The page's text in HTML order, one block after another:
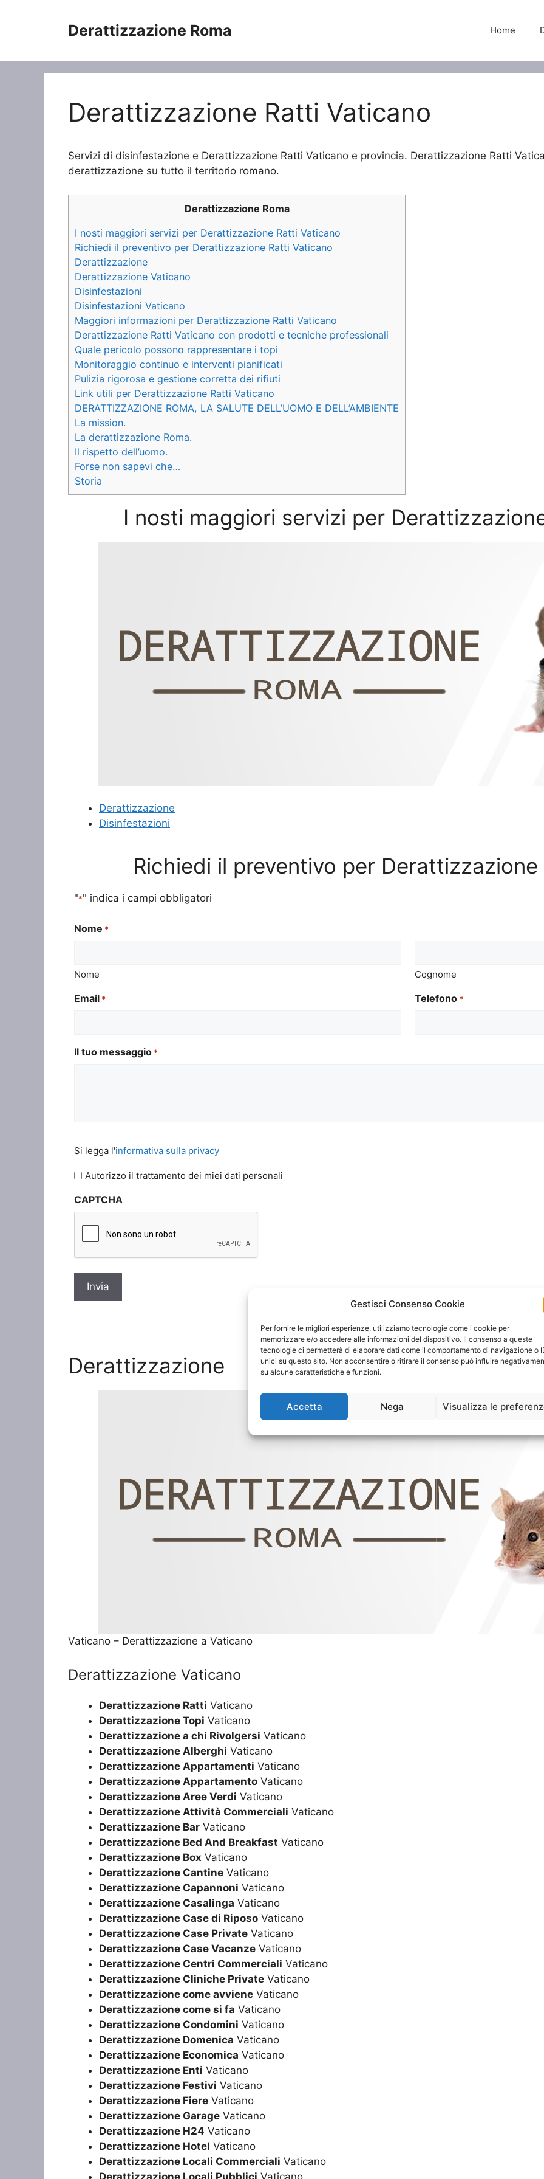
Gestisci Consenso Cookie
Per fornire le migliori esperienze, utilizziamo tecnologie come i cookie per
memorizzare e/o accedere alle informazioni del dispositivo. Il consenso a queste
tecnologie ci permetterà di elaborare dati come il comportamento di navigazione o
unici su questo sito. Non acconsentire o ritirare il consenso può influire
su alcune caratteristiche e funzioni.
Accetta Nega Visualizza le
Derattizzazione Roma Home
Derattizzazione Ratti Vaticano
Servizi di disinfestazione e Derattizzazione Ratti Vaticano e provincia. Derattizzazione Ratti
derattizzazione su tutto il territorio romano.
Derattizzazione Roma
I nosti maggiori servizi per Derattizzazione Ratti Vaticano
Richiedi il preventivo per Derattizzazione Ratti Vaticano
Derattizzazione
Derattizzazione Vaticano
Disinfestazioni
Disinfestazioni Vaticano
Maggiori informazioni per Derattizzazione Ratti Vaticano
Derattizzazione Ratti Vaticano con prodotti e tecniche professionali
Quale pericolo possono rappresentare i topi
Monitoraggio continuo e interventi pianificati
Pulizia rigorosa e gestione corretta dei rifiuti
Link utili per Derattizzazione Ratti Vaticano
DERATTIZZAZIONE ROMA, LA SALUTE DELL’UOMO E DELL’AMBIENTE
La mission.
La derattizzazione Roma.
Il rispetto dell’uomo.
Forse non sapevi che…
Storia
I nosti maggiori servizi per
Derattizzazione
Disinfestazioni
Richiedi il preventivo per
"*" indica i campi obbligatori
Nome *
Nome Cognome
Email * Telefono *
Il tuo messaggio *
legga
l'informativa
privacy
Si legga l'informativa sulla privacy
Autorizzo il trattamento dei miei dati personali
CAPTCHA
Derattizzazione
Vaticano – Derattizzazione a Vaticano
Derattizzazione Vaticano
Derattizzazione Ratti Vaticano
Derattizzazione Topi Vaticano
Derattizzazione a chi Rivolgersi Vaticano
Derattizzazione Alberghi Vaticano
Derattizzazione Appartamenti Vaticano
Derattizzazione Appartamento Vaticano
Derattizzazione Aree Verdi Vaticano
Derattizzazione Attività Commerciali Vaticano
Derattizzazione Bar Vaticano
Derattizzazione Bed And Breakfast Vaticano
Derattizzazione Box Vaticano
Derattizzazione Cantine Vaticano
Derattizzazione Capannoni Vaticano
Derattizzazione Casalinga Vaticano
Derattizzazione Case di Riposo Vaticano
Derattizzazione Case Private Vaticano
Derattizzazione Case Vacanze Vaticano
Derattizzazione Centri Commerciali Vaticano
Derattizzazione Cliniche Private Vaticano
Derattizzazione come avviene Vaticano
Derattizzazione come si fa Vaticano
Derattizzazione Condomini Vaticano
Derattizzazione Domenica Vaticano
Derattizzazione Economica Vaticano
Derattizzazione Enti Vaticano
Derattizzazione Festivi Vaticano
Derattizzazione Fiere Vaticano
Derattizzazione Garage Vaticano
Derattizzazione H24 Vaticano
Derattizzazione Hotel Vaticano
Derattizzazione Locali Commerciali Vaticano